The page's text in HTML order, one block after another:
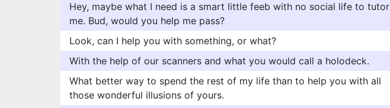
Hey, maybe what I need is a smart little feeb with no social life to tutor
me. Bud, would you help me pass?
Look, can I help you with something, or what?
With the help of our scanners and what you would call a holodeck.
What better way to spend the rest of my life than to help you with all
those wonderful illusions of yours.